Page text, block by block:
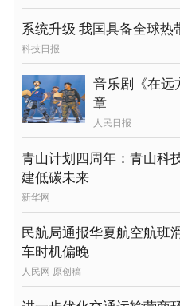
系统升级 我国具备全球热
科技日报
音乐剧《在远
章
人民日报
青山计划四周年：青山科
建低碳未来
新华网
民航局通报华夏航空航班
车时机偏晚
人民网 原创稿